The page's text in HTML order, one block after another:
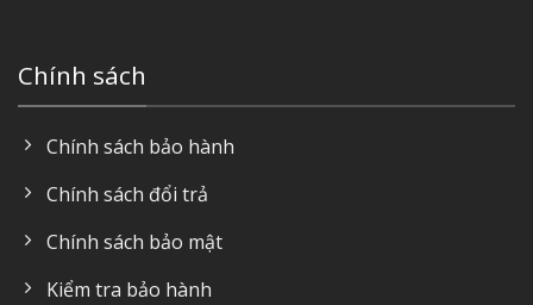
Chính sách
Chính sách bảo hành
Chính sách đổi trả
Chính sách bảo mật
Kiểm tra bảo hành